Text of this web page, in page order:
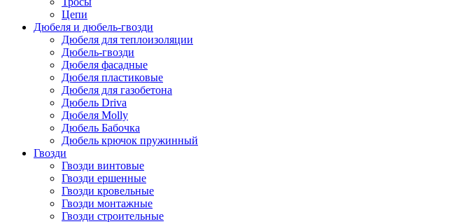
Цепи
Дюбеля и дюбель-гвозди
Дюбеля для теплоизоляции
Дюбель-гвозди
Дюбеля фасадные
Дюбеля пластиковые
Дюбеля для газобетона
Дюбель Driva
Дюбеля Molly
Дюбель Бабочка
Дюбель крючок пружинный
Гвозди
Гвозди винтовые
Гвозди ершенные
Гвозди кровельные
Гвозди монтажные
Гвозди строительные